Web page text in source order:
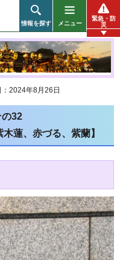
情報を探す メニュー
緊急・防
災
：2024年8月26日
の32
蓮、赤づる、紫蘭】